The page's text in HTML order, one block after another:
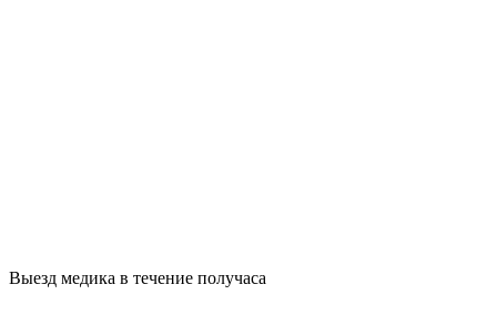
Выезд медика в течение получаса